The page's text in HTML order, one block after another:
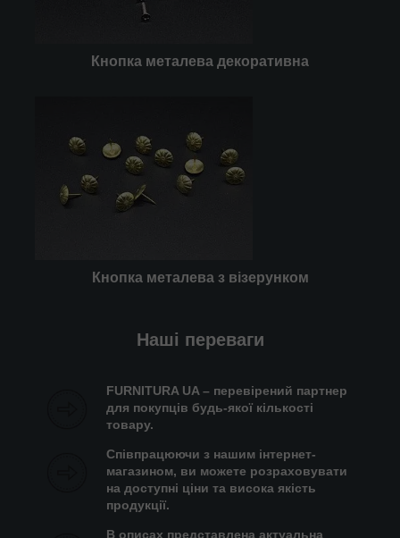
Кнопка металева декоративна
Кнопка металева з візерунком
Наші переваги
FURNITURA UA – перевірений партнер
для покупців будь-якої кількості
товару.
Співпрацюючи з нашим інтернет-
магазином, ви можете розраховувати
на доступні ціни та висока якість
продукції.
В описах представлена актуальна